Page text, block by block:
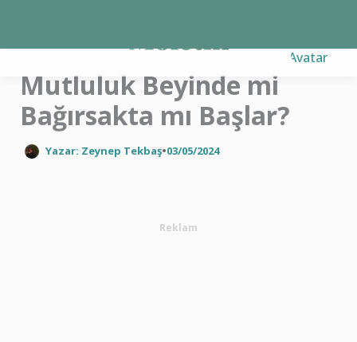
Mutluluk Beyinde mi
Bağırsakta mı Başlar?
Yazar: Zeynep Tekbaş•03/05/2024
Reklam